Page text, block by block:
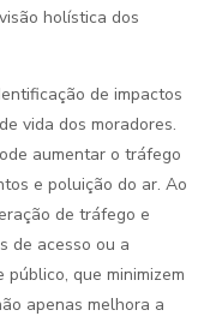
holística dos
de impactos
vida dos moradores.
aumentar o tráfego
e poluição do ar. Ao
de tráfego e
de acesso ou a
que minimizem
apenas melhora a